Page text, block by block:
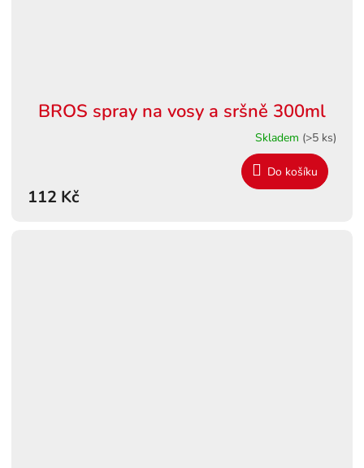
BROS spray na vosy a sršně 300ml
Skladem (>5 ks)
112 Kč
Do košíku